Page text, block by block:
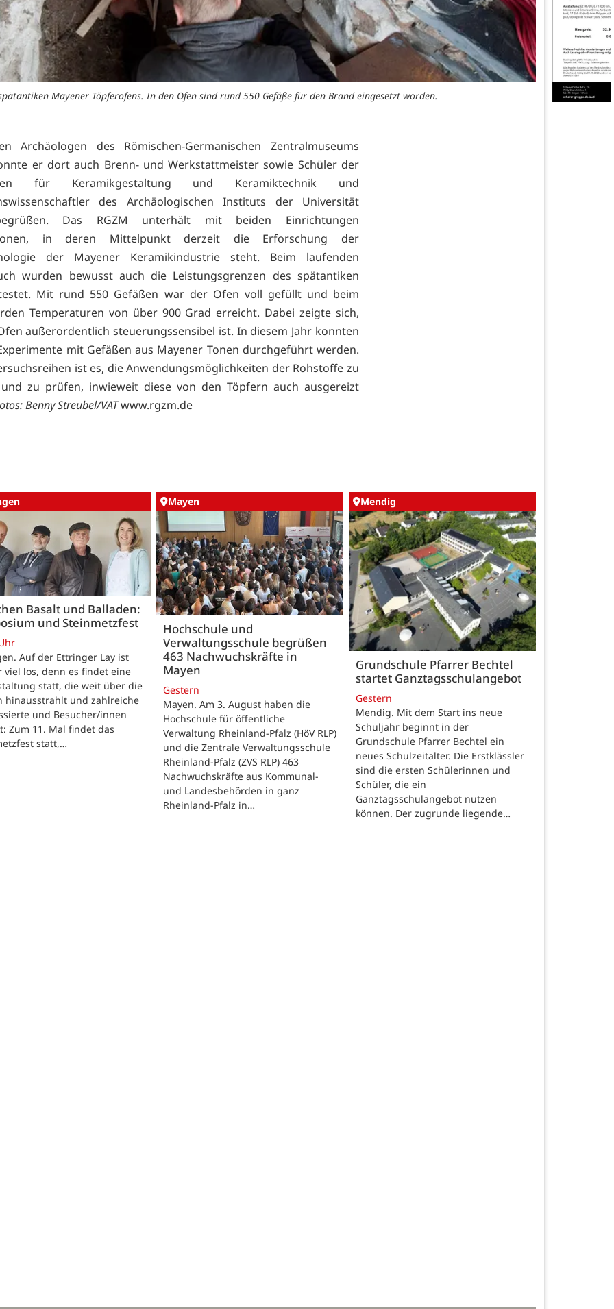
Mayener Töpferofens. In den Ofen sind rund 550 Gefäße für den Brand eingesetzt worden.
Archäologen des Römischen-Germanischen Zentralmuseums
er dort auch Brenn- und Werkstattmeister sowie Schüler der
für Keramikgestaltung und Keramiktechnik und
des Archäologischen Instituts der Universität
Das RGZM unterhält mit beiden Einrichtungen
in deren Mittelpunkt derzeit die Erforschung der
der Mayener Keramikindustrie steht. Beim laufenden
wurden bewusst auch die Leistungsgrenzen des spätantiken
Mit rund 550 Gefäßen war der Ofen voll gefüllt und beim
Temperaturen von über 900 Grad erreicht. Dabei zeigte sich,
außerordentlich steuerungssensibel ist. In diesem Jahr konnten
mit Gefäßen aus Mayener Tonen durchgeführt werden.
ist es, die Anwendungsmöglichkeiten der Rohstoffe zu
zu prüfen, inwieweit diese von den Töpfern auch ausgereizt
Benny Streubel/VATwww.rgzm.de
Basalt und Balladen:
und Steinmetzfest
Auf der Ettringer Lay ist
viel los, denn es findet eine
statt, die weit über die
hinausstrahlt und zahlreiche
und Besucher/innen
Zum 11. Mal findet das
statt,…
Mayen
Hochschule und
Verwaltungsschule begrüßen
463 Nachwuchskräfte in
Mayen
Gestern
Mayen. Am 3. August haben die
Hochschule für öffentliche
Verwaltung Rheinland-Pfalz (HöV RLP)
und die Zentrale Verwaltungsschule
Rheinland-Pfalz (ZVS RLP) 463
Nachwuchskräfte aus Kommunal-
und Landesbehörden in ganz
Rheinland-Pfalz in…
Mendig
Grundschule Pfarrer Bechtel
startet Ganztagsschulangebot
Gestern
Mendig. Mit dem Start ins neue
Schuljahr beginnt in der
Grundschule Pfarrer Bechtel ein
neues Schulzeitalter. Die Erstklässler
sind die ersten Schülerinnen und
Schüler, die ein
Ganztagsschulangebot nutzen
können. Der zugrunde liegende…